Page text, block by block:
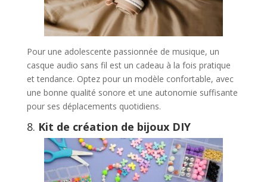
Pour une adolescente passionnée de musique, un
casque audio sans fil est un cadeau à la fois pratique
et tendance. Optez pour un modèle confortable, avec
une bonne qualité sonore et une autonomie suffisante
pour ses déplacements quotidiens.
8. Kit de création de bijoux DIY